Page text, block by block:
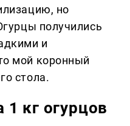
но
получились
и
мой коронный
стола.
кг огурцов